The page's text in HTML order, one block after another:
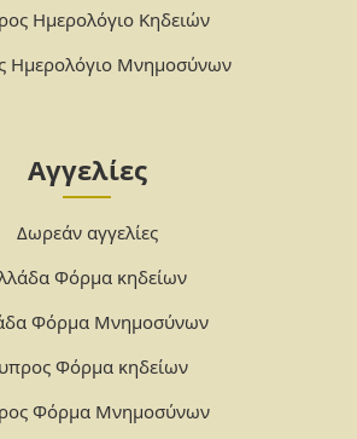
Ημερολόγιο Κηδειών
Ημερολόγιο Μνημοσύνων
Αγγελίες
Δωρεάν αγγελίες
Φόρμα κηδείων
Φόρμα Μνημοσύνων
Φόρμα κηδείων
Φόρμα Μνημοσύνων